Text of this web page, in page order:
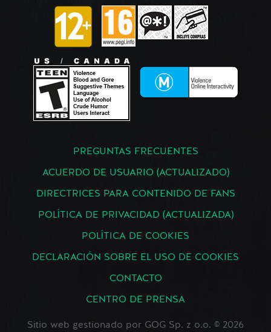
PREGUNTAS FRECUENTES
ACUERDO DE USUARIO (ACTUALIZADO)
DIRECTRICES PARA CONTENIDO DE FANS
POLÍTICA DE PRIVACIDAD (ACTUALIZADA)
POLÍTICA DE COOKIES
DECLARACIÓN SOBRE EL USO DE COOKIES
CONTACTO
CENTRO DE PRENSA
Sitio web gestionado por GOG Sp. z o.o. © 2026